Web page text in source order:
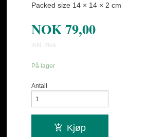
Packed size 14 × 14 × 2 cm
NOK79,00
inkl. mva.
På lager
Antall
Kjøp